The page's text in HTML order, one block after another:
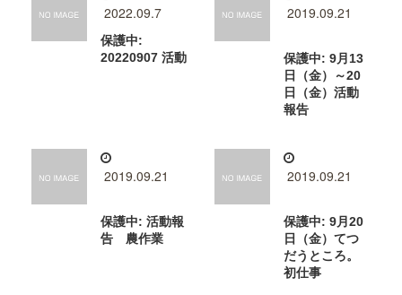
2022.09.7
保護中:
20220907 活動
2019.09.21
保護中: 9月13
日（金）～20
日（金）活動
報告
2019.09.21
保護中: 活動報
告 農作業
2019.09.21
保護中: 9月20
日（金）てつ
だうところ。
初仕事